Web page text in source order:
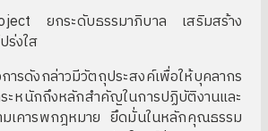
กล่าวมีวัตถุประสงค์เพื่อให้บุคลากร
กถึงหลักสำคัญในการปฏิบัติงานและ
เคารพกฎหมาย ยึดมั่นในหลักคุณธรรม